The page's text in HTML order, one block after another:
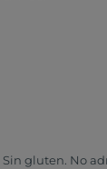
gluten. No